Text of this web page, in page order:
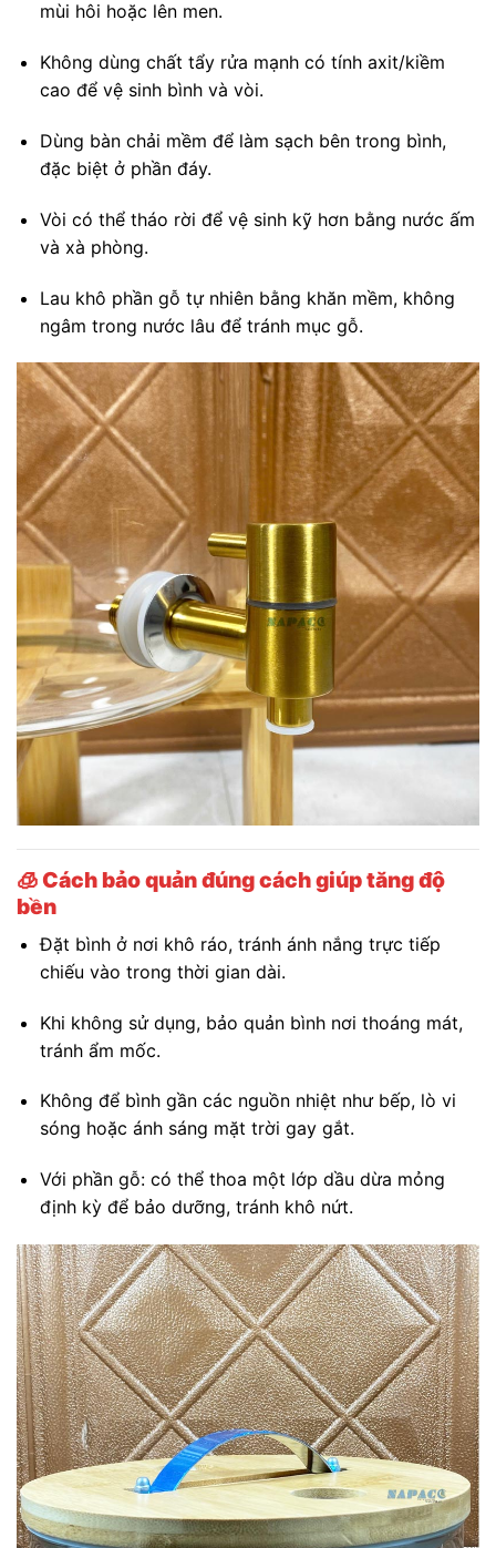
mùi hôi hoặc lên men.
Không dùng chất tẩy rửa mạnh có tính axit/kiềm
cao để vệ sinh bình và vòi.
Dùng bàn chải mềm để làm sạch bên trong bình,
đặc biệt ở phần đáy.
Vòi có thể tháo rời để vệ sinh kỹ hơn bằng nước ấm
và xà phòng.
Lau khô phần gỗ tự nhiên bằng khăn mềm, không
ngâm trong nước lâu để tránh mục gỗ.
🧊Cách bảo quản đúng cách giúp tăng độ
bền
Đặt bình ở nơi khô ráo, tránh ánh nắng trực tiếp
chiếu vào trong thời gian dài.
Khi không sử dụng, bảo quản bình nơi thoáng mát,
tránh ẩm mốc.
Không để bình gần các nguồn nhiệt như bếp, lò vi
sóng hoặc ánh sáng mặt trời gay gắt.
Với phần gỗ: có thể thoa một lớp dầu dừa mỏng
định kỳ để bảo dưỡng, tránh khô nứt.